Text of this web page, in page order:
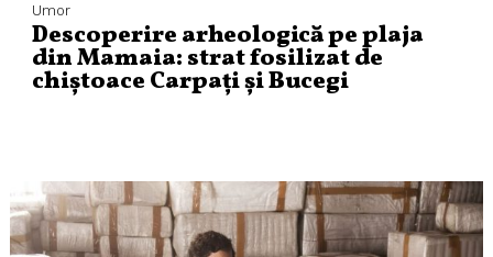
Umor
Descoperire arheologică pe plaja
din Mamaia: strat fosilizat de
chiștoace Carpați și Bucegi